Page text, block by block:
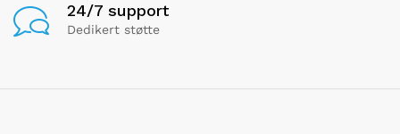
24/7 support
Dedikert støtte